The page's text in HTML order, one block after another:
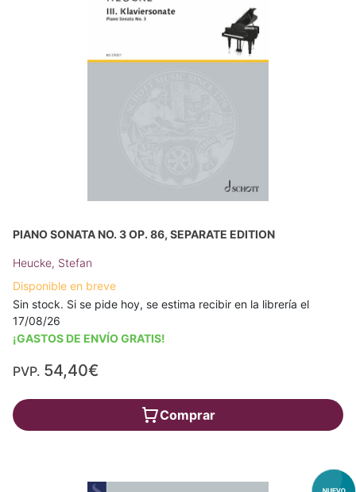
PIANO SONATA NO. 3 OP. 86, SEPARATE EDITION
Heucke, Stefan
Disponible en breve
Sin stock. Si se pide hoy, se estima recibir en la librería el
17/08/26
¡GASTOS DE ENVÍO GRATIS!
PVP. 54,40€
Comprar